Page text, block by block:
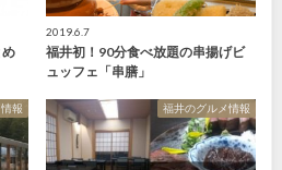
2019.6.7
福井初！90分食べ放題の串揚げビ
ュッフェ「串膳」
報 福井のグルメ情報